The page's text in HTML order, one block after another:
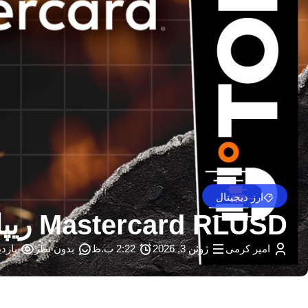
ارز دیجیتال
Mastercard RLUSD ریپل را به شبکه پرداخت خود اضافه می کند – U.Today
امیر کرمی ژوئن 3, 2026 2:22 ب.ظ بدون نظر